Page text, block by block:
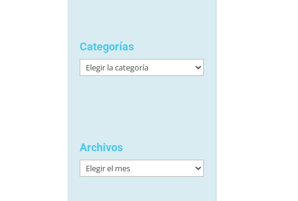
Categorías
Categorías
Archivos
Archivos